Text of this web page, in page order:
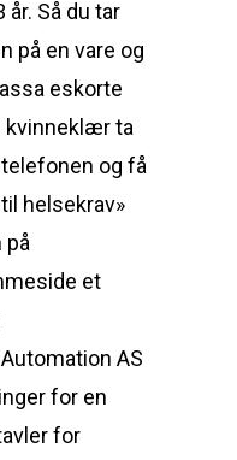
år. Så du tar
på en vare og
eskorte
kvinneklær ta
og få
helsekrav»
på
et
AS
for en
for